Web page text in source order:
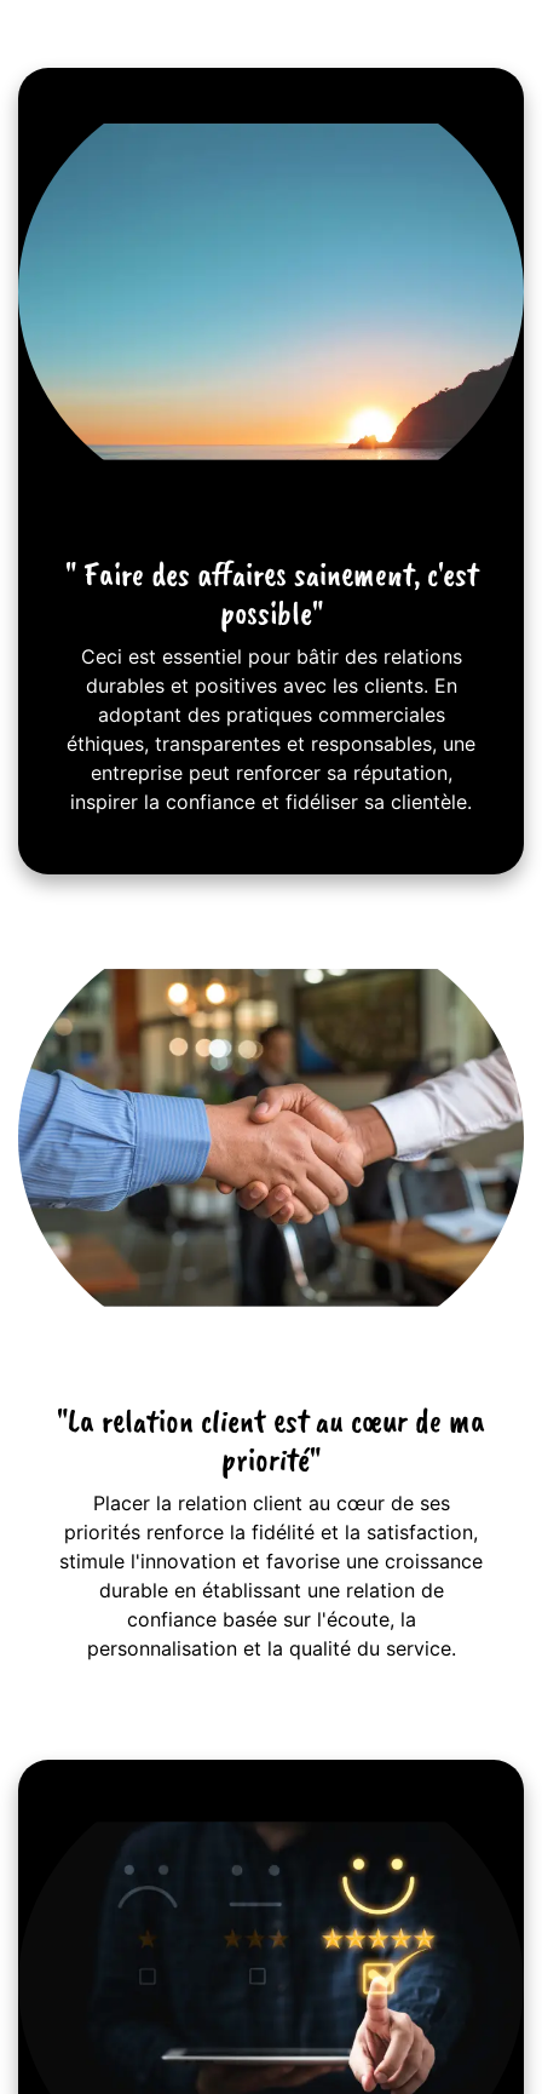
" Faire des affaires sainement, c'est
possible"
Ceci est essentiel pour bâtir des relations
durables et positives avec les clients. En
adoptant des pratiques commerciales
éthiques, transparentes et responsables, une
entreprise peut renforcer sa réputation,
inspirer la confiance et fidéliser sa clientèle.
"La relation client est au cœur de ma
priorité"
Placer la relation client au cœur de ses
priorités renforce la fidélité et la satisfaction,
stimule l'innovation et favorise une croissance
durable en établissant une relation de
confiance basée sur l'écoute, la
personnalisation et la qualité du service.